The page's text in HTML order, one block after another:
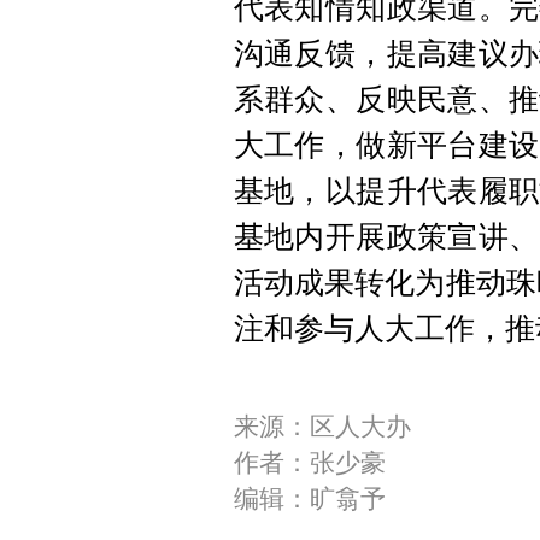
代表知情知政渠道。
沟通反馈，提高建议
系群众、反映民意、
大工作，做新平台建
基地，以提升代表履
基地内开展政策宣讲
活动成果转化为推动
注和参与人大工作，
来源：区人大办
作者：张少豪
编辑：旷翕予